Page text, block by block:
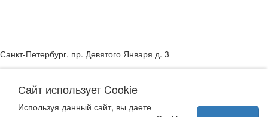
Санкт-Петербург, пр. Девятого Января д. 3
подписаться на рассылку
Сайт использует Cookie
Используя данный сайт, вы даете